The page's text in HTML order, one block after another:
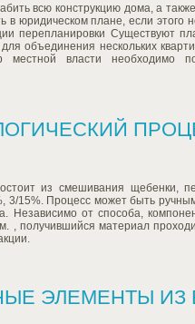
всю конструкцию дома, а
в юридическом плане, если этого
перепланировки Существуют
объединения нескольких
местной власти необходимо
из смешивания щебенки,
3/15%. Процесс может быть
Независимо от способа,
, получившийся материал
ЭЛЕМЕНТЫ ИЗ